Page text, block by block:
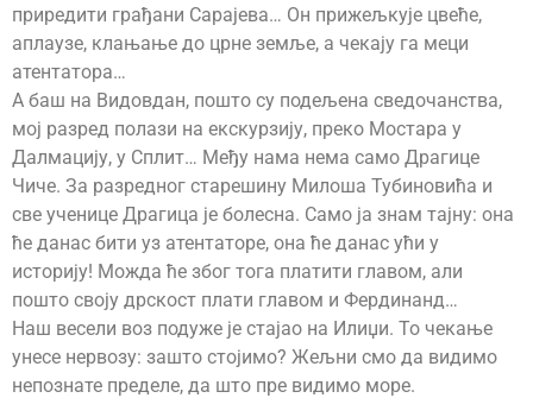
приредити грађани Сарајева… Он прижељкује цвеће,
аплаузе, клањање до црне земље, а чекају га меци
атентатора…
А баш на Видовдан, пошто су подељена сведочанства,
мој разред полази на екскурзију, преко Мостара у
Далмацију, у Сплит… Међу нама нема само Драгице
Чиче. За разредног старешину Милоша Тубиновића и
све ученице Драгица је болесна. Само ја знам тајну: она
ће данас бити уз атентаторе, она ће данас ући у
историју! Можда ће због тога платити главом, али
пошто своју дрскост плати главом и Фердинанд…
Наш весели воз подуже је стајао на Илиџи. То чекање
унесе нервозу: зашто стојимо? Жељни смо да видимо
непознате пределе, да што пре видимо море.